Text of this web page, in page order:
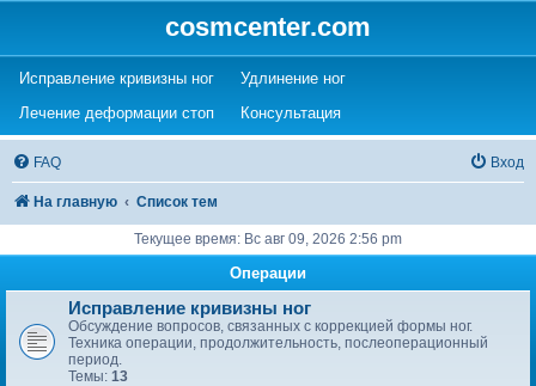
cosmcenter.com
Исправление кривизны ног(Opens a new tab)
Удлинение ног(Opens a new tab)
Лечение деформации стоп(Opens a new tab)
Консультация(Opens a new tab)
FAQ Вход
На главную Список тем
Текущее время: Вс авг 09, 2026 2:56 pm
Операции
Исправление кривизны ног
Обсуждение вопросов, связанных с коррекцией формы ног.
Техника операции, продолжительность, послеоперационный
период.
Темы: 13